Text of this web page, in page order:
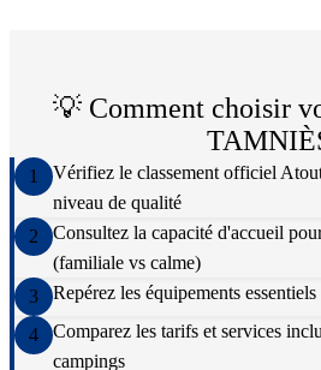
💡 Comment choisir
1
Vérifiez le classement officiel
niveau de qualité
2
Consultez la capacité d'accueil
(familiale vs calme)
3
Repérez les équipements
4
Comparez les tarifs et services
campings